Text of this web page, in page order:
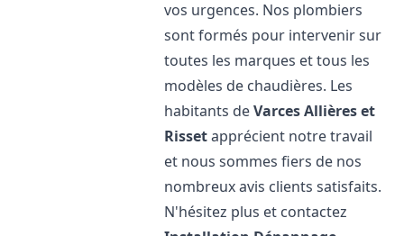
vos urgences. Nos plombiers
sont formés pour intervenir sur
toutes les marques et tous les
modèles de chaudières. Les
habitants deVarces Allières et
Rissetapprécient notre travail
et nous sommes fiers de nos
nombreux avis clients satisfaits.
N'hésitez plus et contactez